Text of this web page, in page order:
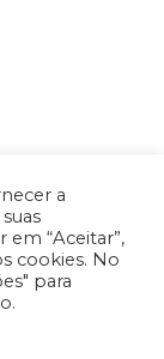
a
em “Aceitar”,
cookies. No
para